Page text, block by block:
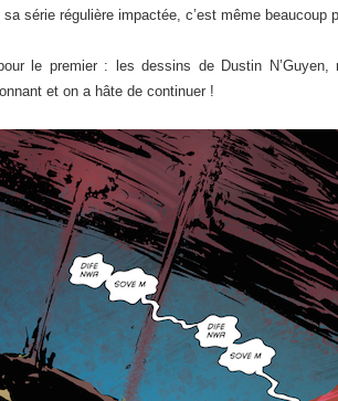
série régulière impactée, c’est même beaucoup
le premier : les dessins de Dustin
et on a hâte de continuer !